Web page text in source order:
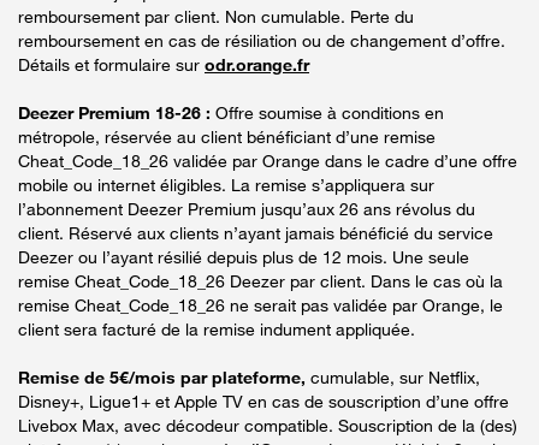
remboursement par client. Non cumulable. Perte du
remboursement en cas de résiliation ou de changement d’offre.
Détails et formulaire sur odr.orange.fr
Deezer Premium 18-26 : Offre soumise à conditions en
métropole, réservée au client bénéficiant d’une remise
Cheat_Code_18_26 validée par Orange dans le cadre d’une offre
mobile ou internet éligibles. La remise s’appliquera sur
l’abonnement Deezer Premium jusqu’aux 26 ans révolus du
client. Réservé aux clients n’ayant jamais bénéficié du service
Deezer ou l’ayant résilié depuis plus de 12 mois. Une seule
remise Cheat_Code_18_26 Deezer par client. Dans le cas où la
remise Cheat_Code_18_26 ne serait pas validée par Orange, le
client sera facturé de la remise indument appliquée.
Remise de 5€/mois par plateforme, cumulable, sur Netflix,
Disney+, Ligue1+ et Apple TV en cas de souscription d’une offre
Livebox Max, avec décodeur compatible. Souscription de la (des)